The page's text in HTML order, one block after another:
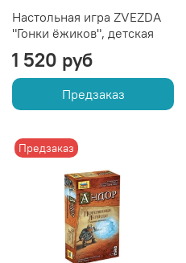
Настольная игра ZVEZDA
"Гонки ёжиков", детская
1 520 руб
Предзаказ
Предзаказ